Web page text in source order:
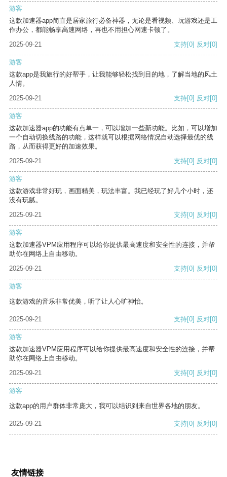
游客
这款加速器app简直是居家旅行必备神器，无论是看视频、玩游戏还是工
作办公，都能畅享高速网络，再也不用担心网速卡顿了。
2025-09-21
支持[0] 反对[0]
游客
这款app是我旅行的好帮手，让我能够轻松找到目的地，了解当地的风土
人情。
2025-09-21
支持[0] 反对[0]
游客
这款加速器app的功能有点单一，可以增加一些新功能。比如，可以增加
一个自动切换线路的功能，这样就可以根据网络情况自动选择最优的线
路，从而获得更好的加速效果。
2025-09-21
支持[0] 反对[0]
游客
这款游戏非常好玩，画面精美，玩法丰富。我已经玩了好几个小时，还
没有玩腻。
2025-09-21
支持[0] 反对[0]
游客
这款加速器VPM应用程序可以给你提供最高速度和安全性的连接，并帮
助你在网络上自由移动。
2025-09-21
支持[0] 反对[0]
游客
这款游戏的音乐非常优美，听了让人心旷神怡。
2025-09-21 支持[0] 反对[0]
游客
这款加速器VPM应用程序可以给你提供最高速度和安全性的连接，并帮
助你在网络上自由移动。
2025-09-21
支持[0] 反对[0]
游客
这款app的用户群体非常庞大，我可以结识到来自世界各地的朋友。
2025-09-21 支持[0] 反对[0]
友情链接